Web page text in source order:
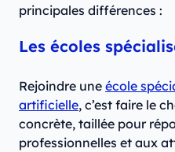
principales différences :
Les écoles
Rejoindre une école
artificielle, c’est faire le
concrète, taillée pour
professionnelles et aux